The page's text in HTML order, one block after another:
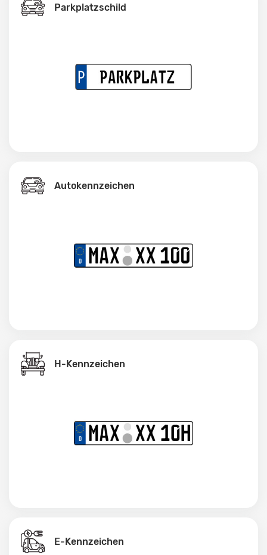
Parkplatzschild
Autokennzeichen
H-Kennzeichen
E-Kennzeichen